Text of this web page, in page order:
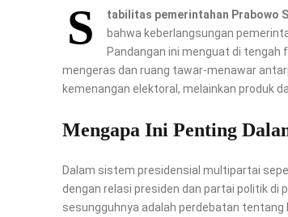
S tabilitas pemerintahan Prabowo
bahwa keberlangsungan
Pandangan ini menguat di
mengeras dan ruang tawar-menawar
kemenangan elektoral, melainkan produk
Mengapa Ini Penting
Dalam sistem presidensial multipartai
dengan relasi presiden dan partai politik di
sesungguhnya adalah perdebatan